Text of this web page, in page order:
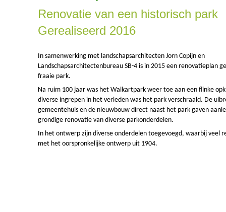
Renovatie van een historisch park
Gerealiseerd 2016
In samenwerking met landschapsarchitecten Jorn Copijn en
Landschapsarchitectenbureau SB-4 is in 2015 een renovatieplan
fraaie park.
Na ruim 100 jaar was het Walkartpark weer toe aan een flinke
diverse ingrepen in het verleden was het park verschraald. De
gemeentehuis en de nieuwbouw direct naast het park gaven
grondige renovatie van diverse parkonderdelen.
In het ontwerp zijn diverse onderdelen toegevoegd, waarbij veel
met het oorspronkelijke ontwerp uit 1904. ​